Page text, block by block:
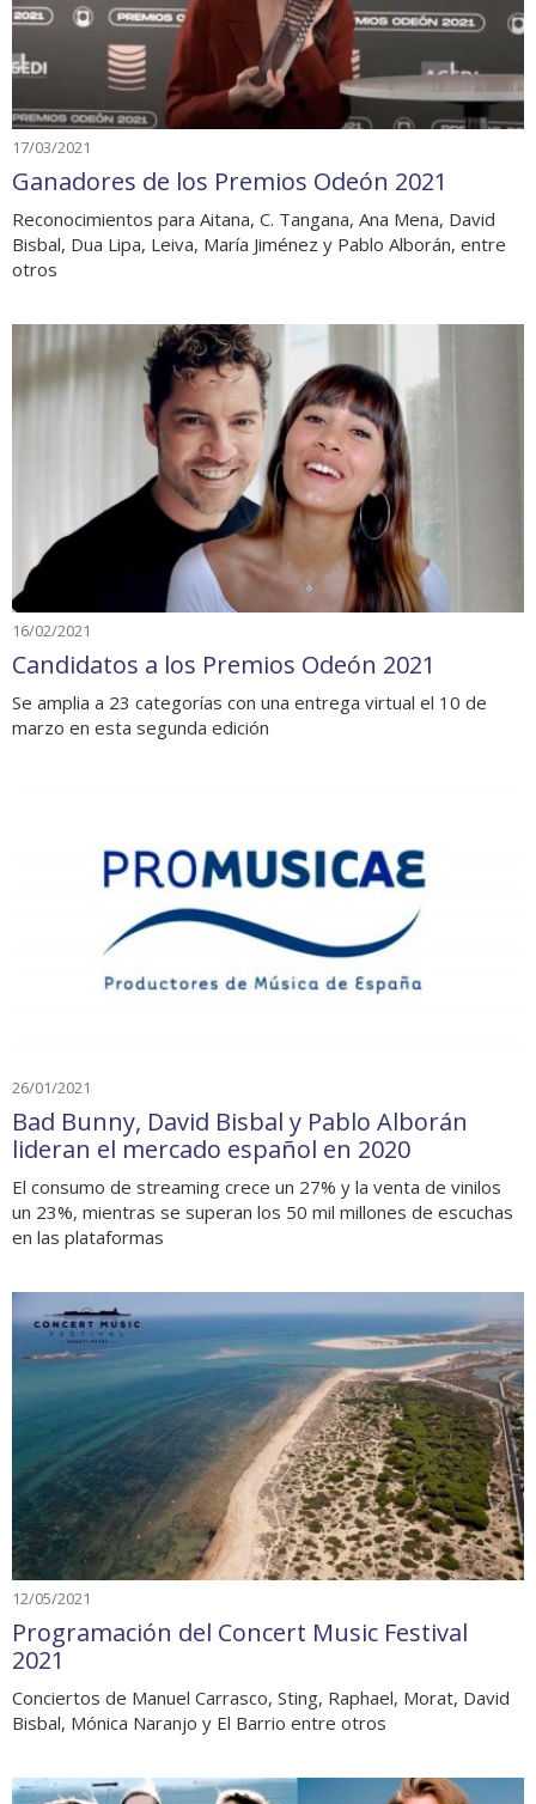
17/03/2021
Ganadores de los Premios Odeón 2021
Reconocimientos para Aitana, C. Tangana, Ana Mena, David
Bisbal, Dua Lipa, Leiva, María Jiménez y Pablo Alborán, entre
otros
16/02/2021
Candidatos a los Premios Odeón 2021
Se amplia a 23 categorías con una entrega virtual el 10 de
marzo en esta segunda edición
26/01/2021
Bad Bunny, David Bisbal y Pablo Alborán
lideran el mercado español en 2020
El consumo de streaming crece un 27% y la venta de vinilos
un 23%, mientras se superan los 50 mil millones de escuchas
en las plataformas
12/05/2021
Programación del Concert Music Festival
2021
Conciertos de Manuel Carrasco, Sting, Raphael, Morat, David
Bisbal, Mónica Naranjo y El Barrio entre otros